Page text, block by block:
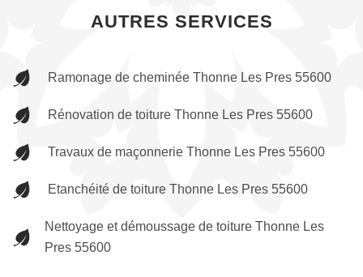
AUTRES SERVICES
Ramonage de cheminée Thonne Les Pres 55600
Rénovation de toiture Thonne Les Pres 55600
Travaux de maçonnerie Thonne Les Pres 55600
Etanchéité de toiture Thonne Les Pres 55600
Nettoyage et démoussage de toiture Thonne Les
Pres 55600